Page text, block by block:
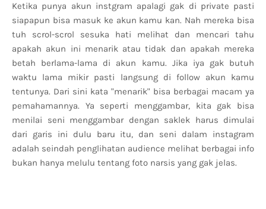
Ketika punya akun instgram apalagi gak di private pasti
siapapun bisa masuk ke akun kamu kan. Nah mereka bisa
tuh scrol-scrol sesuka hati melihat dan mencari tahu
apakah akun ini menarik atau tidak dan apakah mereka
betah berlama-lama di akun kamu. Jika iya gak butuh
waktu lama mikir pasti langsung di follow akun kamu
tentunya. Dari sini kata "menarik" bisa berbagai macam ya
pemahamannya. Ya seperti menggambar, kita gak bisa
menilai seni menggambar dengan saklek harus dimulai
dari garis ini dulu baru itu, dan seni dalam instagram
adalah seindah penglihatan audience melihat berbagai info
bukan hanya melulu tentang foto narsis yang gak jelas.